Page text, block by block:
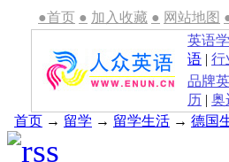
●首页 ● 加入收藏 ● 网站地图
英语
语 | 行
品牌
历 | 奥
首页 → 留学 → 留学生活 → 德国